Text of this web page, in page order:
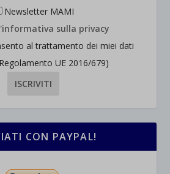
Newsletter MAMI
sulla privacy
al trattamento dei miei dati
UE 2016/679)
CON PAYPAL!